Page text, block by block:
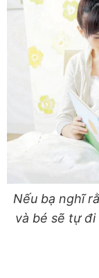
Nếu bạ nghĩ
và bé sẽ tự